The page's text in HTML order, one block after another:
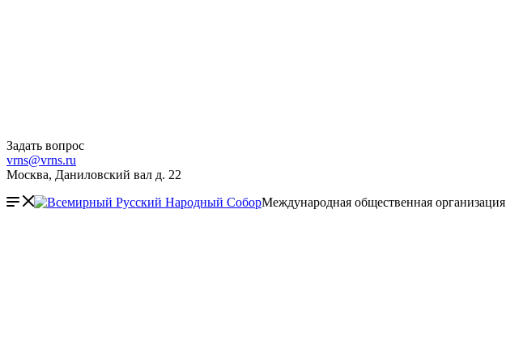
Задать вопрос
vrns@vrns.ru
Москва, Даниловский вал д. 22
Международная общественная организация